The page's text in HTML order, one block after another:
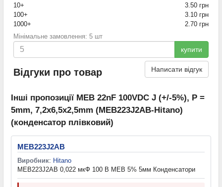
10+
3.50 грн
100+
3.10 грн
1000+
2.70 грн
Мінімальне замовлення: 5 шт
купити
Відгуки про товар Написати відгук
Інші пропозиції MEB 22nF 100VDC J (+/-5%), P =
5mm, 7,2x6,5x2,5mm (MEB223J2AB-Hitano)
(конденсатор плівковий)
MEB223J2AB
Виробник: Hitano
MEB223J2AB 0,022 мкФ 100 В MEB 5% 5мм Конденсатори